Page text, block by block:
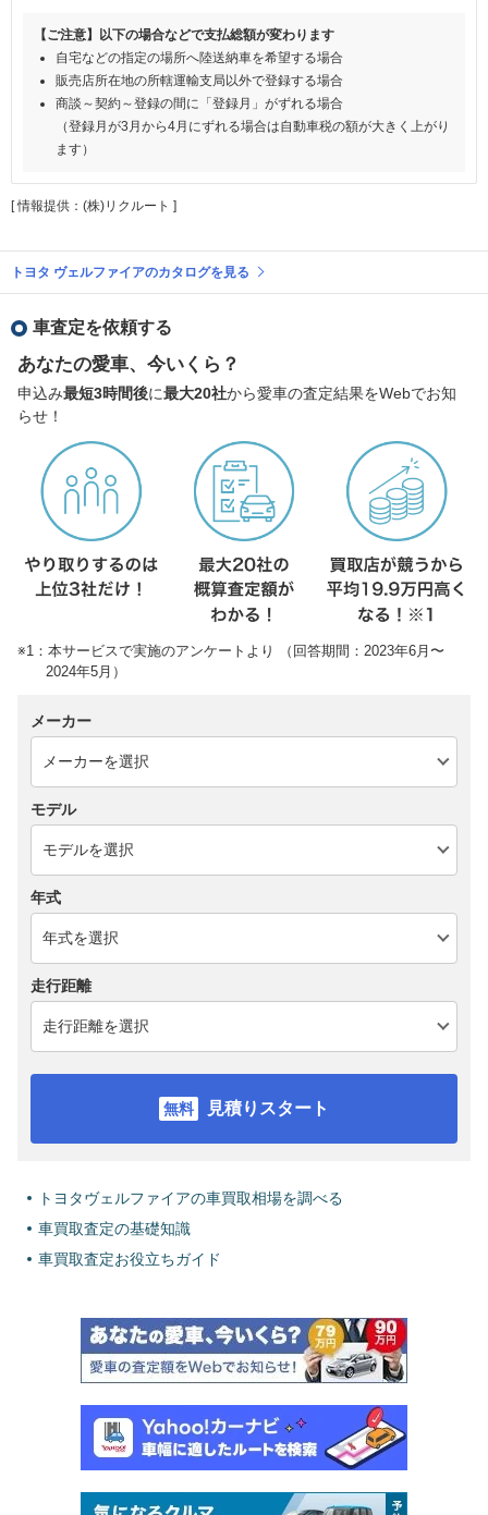
【ご注意】以下の場合などで支払総額が変わります
自宅などの指定の場所へ陸送納車を希望する場合
販売店所在地の所轄運輸支局以外で登録する場合
商談～契約～登録の間に「登録月」がずれる場合
（登録月が3月から4月にずれる場合は自動車税の額が大きく上がり
ます）
[ 情報提供：(株)リクルート ]
トヨタ ヴェルファイアのカタログを見る
車査定を依頼する
あなたの愛車、今いくら？
申込み最短3時間後に最大20社から愛車の査定結果をWebでお知
らせ！
※1：本サービスで実施のアンケートより （回答期間：2023年6月〜
2024年5月）
メーカー
モデル
年式
走行距離
見積りスタート
トヨタヴェルファイアの車買取相場を調べる
車買取査定の基礎知識
車買取査定お役立ちガイド